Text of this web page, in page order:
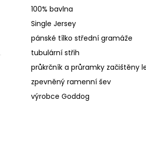
100% bavlna
Single Jersey
pánské tílko střední gramáže
tubulární střih
průkrčník a průramky začištěny
zpevněný ramenní šev
výrobce Goddog